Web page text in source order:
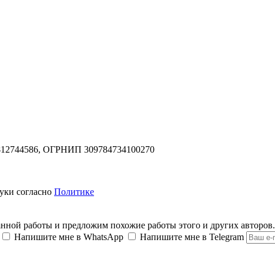
ОГРНИП 309784734100270
согласно Политике
работы и предложим похожие работы этого и других авторов.
Напишите мне в WhatsApp
Напишите мне в Telegram